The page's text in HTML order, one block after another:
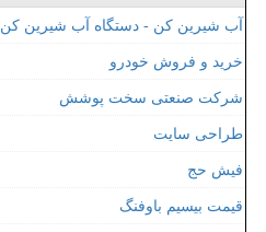
آب شیرین کن - دستگاه آب شیرین کن
خرید و فروش خودرو
شرکت صنعتی سخت پوشش
طراحی سایت
فیش حج
قیمت بیسیم باوفنگ